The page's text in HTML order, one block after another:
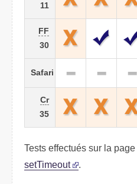
11
FF
30
Safari
Cr
35
Tests effectués sur la page
setTimeout
.